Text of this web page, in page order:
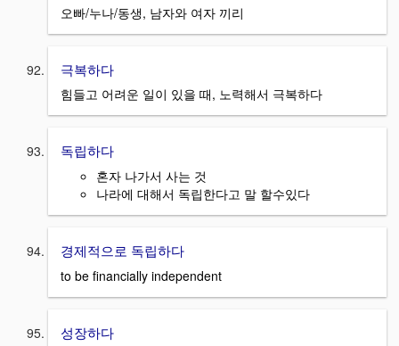
오빠/누나/동생, 남자와 여자 끼리
극복하다
힘들고 어려운 일이 있을 때, 노력해서 극복하다
독립하다
혼자 나가서 사는 것
나라에 대해서 독립한다고 말 할수있다
경제적으로 독립하다
to be financially independent
성장하다